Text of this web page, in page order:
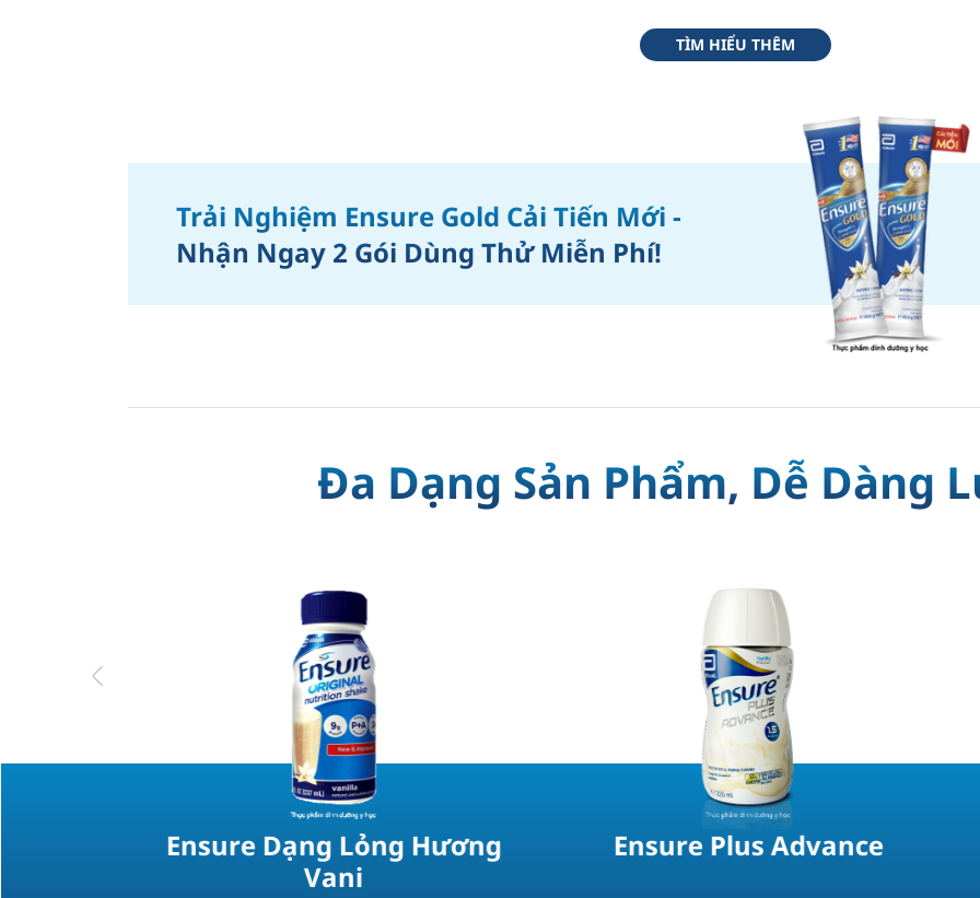
TÌM HIỂU THÊM
Trải Nghiệm Ensure Gold Cải Tiến Mới -
Nhận Ngay 2 Gói Dùng Thử Miễn Phí!​
Đa Dạng Sản Phẩm, Dễ Dàng
Ensure Gold Cải Tiến Mới
Hương Vani​
Ensure Gold Cải Tiến Mới